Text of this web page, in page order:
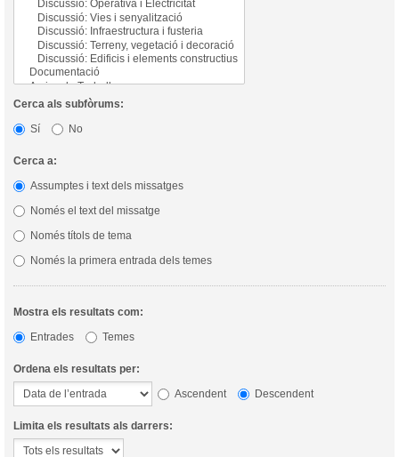
Cerca als subfòrums:
Sí
No
Cerca a:
Assumptes i text dels missatges
Només el text del missatge
Només títols de tema
Només la primera entrada dels temes
Mostra els resultats com:
Entrades
Temes
Ordena els resultats per:
Ascendent
Descendent
Limita els resultats als darrers: